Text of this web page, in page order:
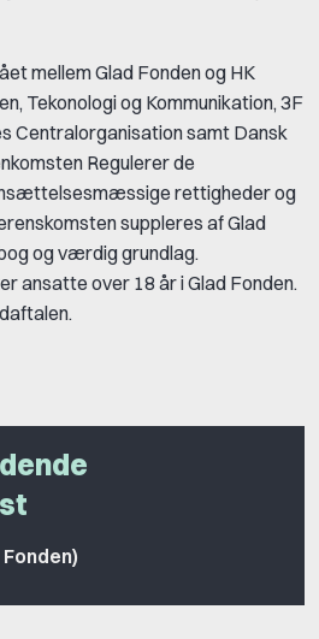
mellem Glad Fonden og HK
Tekonologi og Kommunikation, 3F
Centralorganisation samt Dansk
Regulerer de
rettigheder og
suppleres af Glad
og værdig grundlag.
ansatte over 18 år i Glad Fonden.